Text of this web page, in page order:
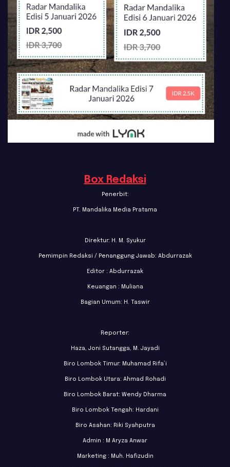
Box Redaksi
Penerbit:
PT. Mandalika Media Pratama
Direktur: H. M. Syukur
Pemimpin Redaksi / Penanggung Jawab: Abdurrazak
Editor : Abdurrazak
Keuangan : Muliana
Bagian Umum: H. Taswir
Reporter:
Haza, Joni Sutangga, M. Jayadi
Biro Lombok Timur: Muhamad Rifa’i
Biro Lombok Utara: Ahmad Rohadi
Biro Lombok Barat: Wendy Dharma
Biro Lombok Tengah: Hardani
Biro Asahan: Riki Syahputra
Admin : M Aryza Anwar
Marketing : Muh. Hafizudin